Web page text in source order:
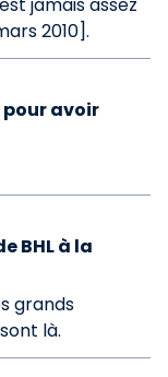
2010].
pour avoir
BHL à la
grands
là.